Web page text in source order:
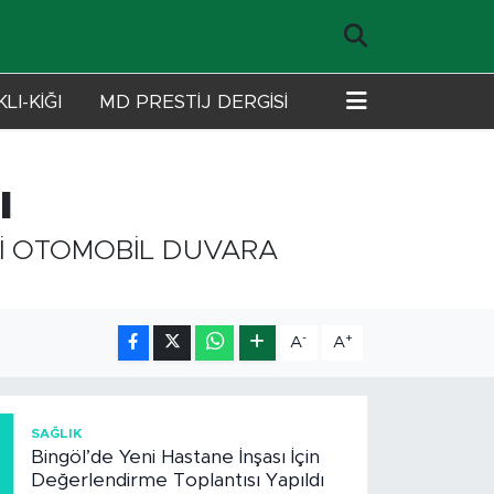
KİĞI MD PRESTİJ DERGİSİ
OTOMOBİL DUVARA
A- A+
SAĞLIK
Bingöl’de Yeni Hastane İnşası İçin
Değerlendirme Toplantısı Yapıldı